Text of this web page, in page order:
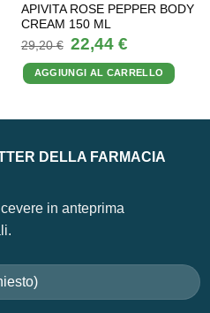
APIVITA ROSE PEPPER BODY
CREAM 150 ML
29,20€
Il
prezzo
originale
era:
29,20 €.
22,44 €Il
prezzo
attuale
è:
22,44 €.
AGGIUNGI AL CARRELLO
DELLA FARMACIA
in anteprima